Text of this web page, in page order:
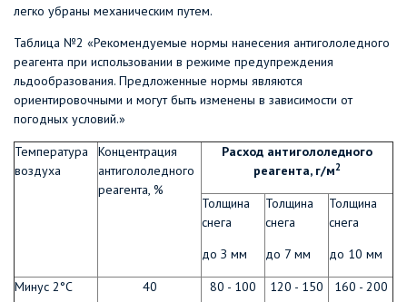
легко убраны механическим путем.
Таблица №2 «Рекомендуемые нормы нанесения антигололедного
реагента при использовании в режиме предупреждения
льдообразования. Предложенные нормы являются
ориентировочными и могут быть изменены в зависимости от
погодных условий.»
Температура
воздуха
Концентрация
антигололедного
реагента, %
Расход антигололедного
реагента, г/м2
Толщина
снега
до З мм
Толщина
снега
до 7 мм
Толщина
снега
до 10 мм
Минус 2°С
40 80 - 100 120 - 150
160 - 200